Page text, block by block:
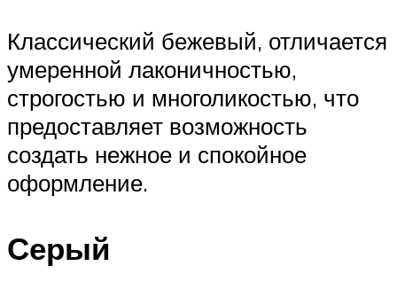
Классический бежевый, отличается
умеренной лаконичностью,
строгостью и многоликостью, что
предоставляет возможность
создать нежное и спокойное
оформление.
Серый